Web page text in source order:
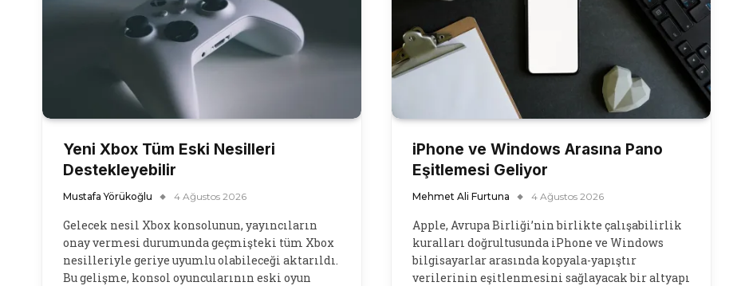
Yeni Xbox Tüm Eski Nesilleri
Destekleyebilir
Mustafa Yörükoğlu 4 Ağustos 2026
Gelecek nesil Xbox konsolunun, yayıncıların
onay vermesi durumunda geçmişteki tüm Xbox
nesilleriyle geriye uyumlu olabileceği aktarıldı.
Bu gelişme, konsol oyuncularının eski oyun
iPhone ve Windows Arasına Pano
Eşitlemesi Geliyor
Mehmet Ali Furtuna 4 Ağustos 2026
Apple, Avrupa Birliği’nin birlikte çalışabilirlik
kuralları doğrultusunda iPhone ve Windows
bilgisayarlar arasında kopyala-yapıştır
verilerinin eşitlenmesini sağlayacak bir altyapı